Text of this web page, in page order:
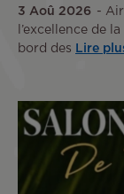
3 Aoû 2026
l’excellence de
bord des
Lire